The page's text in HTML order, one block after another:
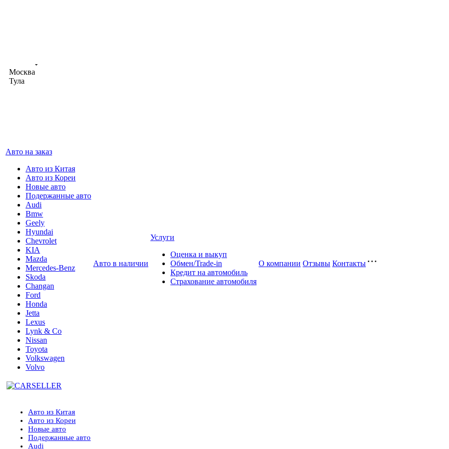
Москва
Тула
Авто на заказ
Авто из Китая
Авто из Кореи
Новые авто
Подержанные авто
Audi
Bmw
Geely
Hyundai
Chevrolet
KIA
Mazda
Mercedes-Benz
Skoda
Changan
Ford
Honda
Jetta
Lexus
Lynk & Co
Nissan
Toyota
Volkswagen
Volvo
Авто в наличии
Услуги
Оценка и выкуп
Обмен/Trade-in
Кредит на автомобиль
Страхование автомобиля
О компании Отзывы Контакты
Авто из Китая
Авто из Кореи
Новые авто
Подержанные авто
Audi